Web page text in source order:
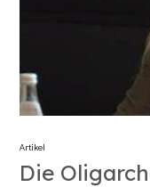
Artikel
Die